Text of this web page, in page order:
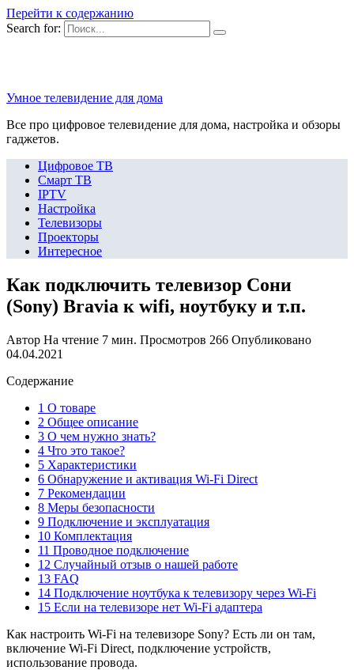
Перейти к содержанию
Search for:
Умное телевидение для дома
Все про цифровое телевидение для дома, настройка и обзоры
гаджетов.
Цифровое ТВ
Смарт ТВ
IPTV
Настройка
Телевизоры
Проекторы
Интересное
Как подключить телевизор Сони
(Sony) Bravia к wifi, ноутбуку и т.п.
Автор На чтение 7 мин. Просмотров 266 Опубликовано
04.04.2021
Содержание
1 О товаре
2 Общее описание
3 О чем нужно знать?
4 Что это такое?
5 Характеристики
6 Обнаружение и активация Wi-Fi Direct
7 Рекомендации
8 Меры безопасности
9 Подключение и эксплуатация
10 Комплектация
11 Проводное подключение
12 Случайный отзыв о нашей работе
13 FAQ
14 Подключение ноутбука к телевизору через Wi-Fi
15 Если на телевизоре нет Wi-Fi адаптера
Как настроить Wi-Fi на телевизоре Sony? Есть ли он там,
включение Wi-Fi Direct, подключение устройств,
использование провода.